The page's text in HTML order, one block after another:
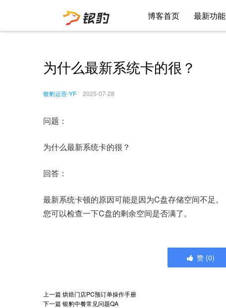
博客首页 最新功能
为什么最新系统卡的很？
银豹运营-YF 2025-07-28
问题：
为什么最新系统卡的很？
回答：
最新系统卡顿的原因可能是因为C盘存储空间不足。
您可以检查一下C盘的剩余空间是否满了。
赞 (0)
上一篇烘焙门店PC预订单操作手册
下一篇银豹中餐常见问题QA